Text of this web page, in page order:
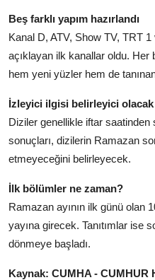
Beş farklı yapım hazırlandı
Kanal D, ATV, Show TV, TRT
açıklayan ilk kanallar oldu. Her
hem yeni yüzler hem de
İzleyici ilgisi belirleyici olacak
Diziler genellikle iftar
sonuçları, dizilerin Ramazan
etmeyeceğini belirleyecek.
İlk bölümler ne zaman?
Ramazan ayının ilk günü olan
yayına girecek. Tanıtımlar ise
dönmeye başladı.
Kaynak: CUMHA - CUMHUR